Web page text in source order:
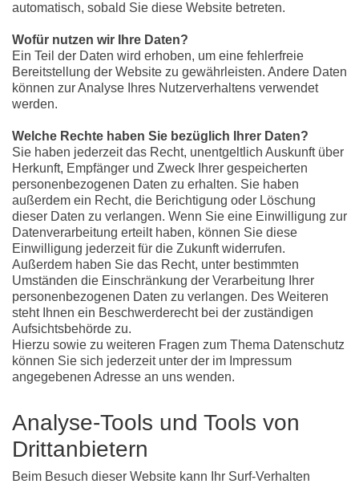
automatisch, sobald Sie diese Website betreten.
Wofür nutzen wir Ihre Daten?
Ein Teil der Daten wird erhoben, um eine fehlerfreie
Bereitstellung der Website zu gewährleisten. Andere Daten
können zur Analyse Ihres Nutzerverhaltens verwendet
werden.
Welche Rechte haben Sie bezüglich Ihrer Daten?
Sie haben jederzeit das Recht, unentgeltlich Auskunft über
Herkunft, Empfänger und Zweck Ihrer gespeicherten
personenbezogenen Daten zu erhalten. Sie haben
außerdem ein Recht, die Berichtigung oder Löschung
dieser Daten zu verlangen. Wenn Sie eine Einwilligung zur
Datenverarbeitung erteilt haben, können Sie diese
Einwilligung jederzeit für die Zukunft widerrufen.
Außerdem haben Sie das Recht, unter bestimmten
Umständen die Einschränkung der Verarbeitung Ihrer
personenbezogenen Daten zu verlangen. Des Weiteren
steht Ihnen ein Beschwerderecht bei der zuständigen
Aufsichtsbehörde zu.
Hierzu sowie zu weiteren Fragen zum Thema Datenschutz
können Sie sich jederzeit unter der im Impressum
angegebenen Adresse an uns wenden.
Analyse-Tools und Tools von
Dritt­anbietern
Beim Besuch dieser Website kann Ihr Surf-Verhalten